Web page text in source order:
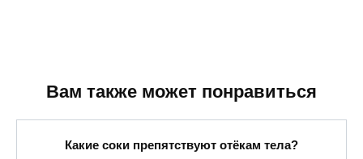
Вам также может понравиться
Какие соки препятствуют отёкам тела?